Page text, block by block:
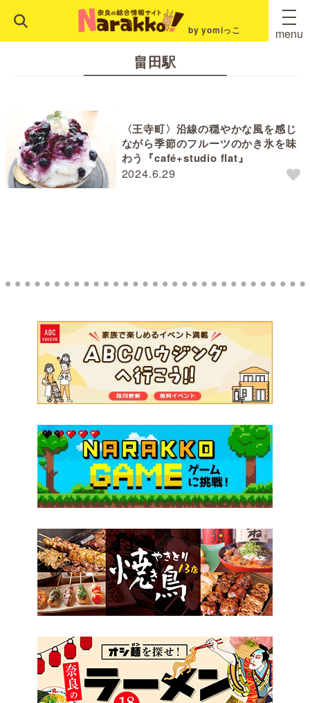
by yomiっこ menu
畠田駅
2024.6.29
〈王寺町〉沿線の穏やかな風を感じ
ながら季節のフルーツのかき氷を味
わう『café+studio flat』